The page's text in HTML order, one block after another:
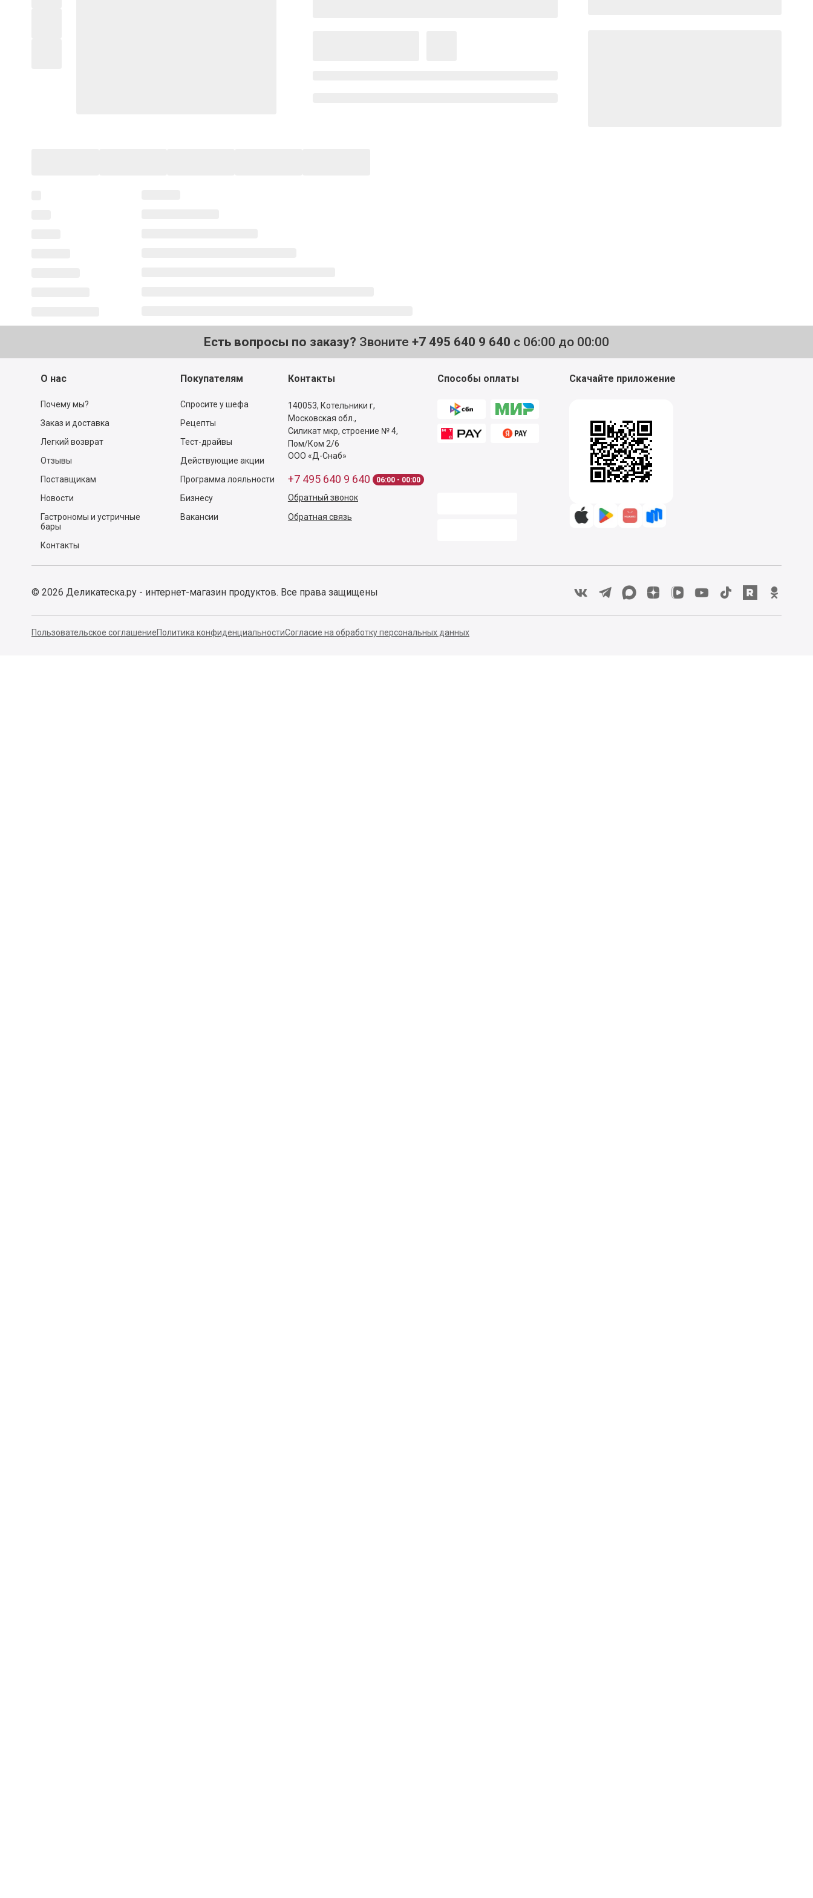
Есть вопросы по заказу? Звоните +7 495 640 9 640 с 06:00 до 00:00
О нас
Почему мы?
Заказ и доставка
Легкий возврат
Отзывы
Поставщикам
Новости
Гастрономы и устричные
бары
Контакты
Покупателям
Спросите у шефа
Рецепты
Тест-драйвы
Действующие акции
Программа лояльности
Бизнесу
Вакансии
Контакты
140053, Котельники г,
Московская обл.,
Силикат мкр, строение № 4,
Пом/Ком 2/6
ООО «Д-Снаб»
+7 495 640 9 640 06:00 - 00:00
Обратный звонок
Обратная связь
Способы оплаты Скачайте приложение
© 2026 Деликатеска.ру - интернет-магазин продуктов. Все права защищены
Пользовательское соглашениеПолитика конфиденциальностиСогласие на обработку персональных данных